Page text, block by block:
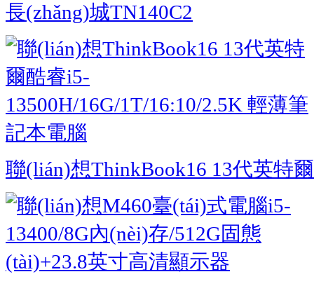
長(zhǎng)城TN140C2
聯(lián)想ThinkBook16 13代英特